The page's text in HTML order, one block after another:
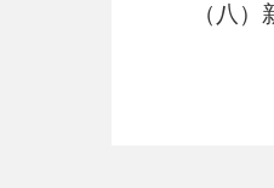
（八